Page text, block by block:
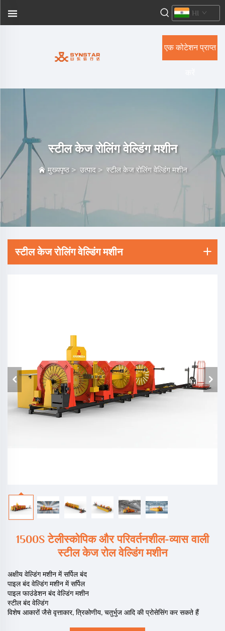
एक कोटेशन प्राप्त
HI
स्टील केज रोलिंग वेल्डिंग मशीन
मुख्यपृष्ठ> उत्पाद> स्टील केज रोलिंग वेल्डिंग मशीन
स्टील केज रोलिंग वेल्डिंग मशीन
1500S टेलीस्कोपिक और परिवर्तनशील-व्यास वाली
स्टील केज रोल वेल्डिंग मशीन
अक्षीय वेल्डिंग मशीन में सर्पिल बंद
पाइल बंद वेल्डिंग मशीन में सर्पिल
पाइल फाउंडेशन बंद वेल्डिंग मशीन
स्टील बंद वेल्डिंग
विशेष आकारों जैसे वृत्ताकार, त्रिकोणीय, चतुर्भुज आदि की प्रोसेसिंग कर सकते हैं